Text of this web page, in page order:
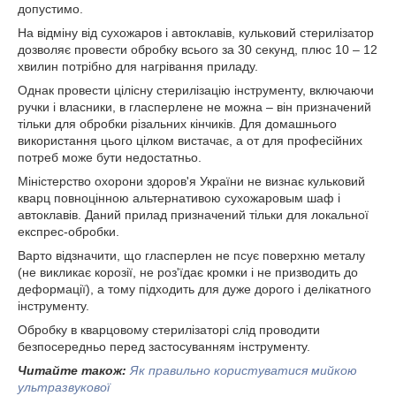
допустимо.
На відміну від сухожаров і автоклавів, кульковий стерилізатор
дозволяє провести обробку всього за 30 секунд, плюс 10 – 12
хвилин потрібно для нагрівання приладу.
Однак провести цілісну стерилізацію інструменту, включаючи
ручки і власники, в гласперлене не можна – він призначений
тільки для обробки різальних кінчиків. Для домашнього
використання цього цілком вистачає, а от для професійних
потреб може бути недостатньо.
Міністерство охорони здоров'я України не визнає кульковий
кварц повноцінною альтернативою сухожаровым шаф і
автоклавів. Даний прилад призначений тільки для локальної
експрес-обробки.
Варто відзначити, що гласперлен не псує поверхню металу
(не викликає корозії, не роз'їдає кромки і не призводить до
деформації), а тому підходить для дуже дорого і делікатного
інструменту.
Обробку в кварцовому стерилізаторі слід проводити
безпосередньо перед застосуванням інструменту.
Читайте також: Як правильно користуватися мийкою
ультразвукової